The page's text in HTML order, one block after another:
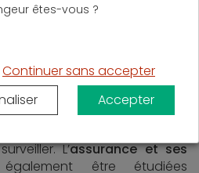
en se basant uniquement
une erreur. En effet, la
le« reste à vivre », autrement
L’assurance et ses
être étudiées
êtes-vous ?
Continuer sans accepter
Accepter